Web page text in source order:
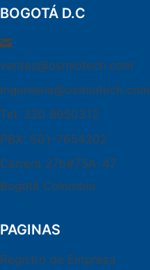
BOGOTÁ D.C
ventas@osmiotech.com
ingenieria@osmiotech.com
Tel: 320 8950312
PBX: 601-7654202
Carrera 27b#75A-47
Bogotá Colombia
PAGINAS
Registro de Empresa